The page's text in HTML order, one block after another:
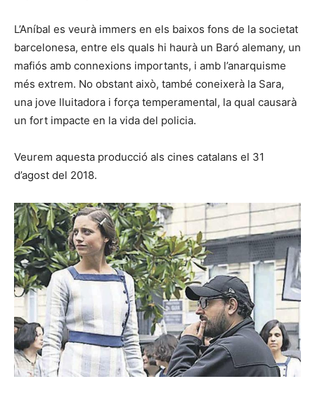
L’Aníbal es veurà immers en els baixos fons de la societat
barcelonesa, entre els quals hi haurà un Baró alemany, un
mafiós amb connexions importants, i amb l’anarquisme
més extrem. No obstant això, també coneixerà la Sara,
una jove lluitadora i força temperamental, la qual causarà
un fort impacte en la vida del policia.
Veurem aquesta producció als cines catalans el 31
d’agost del 2018.